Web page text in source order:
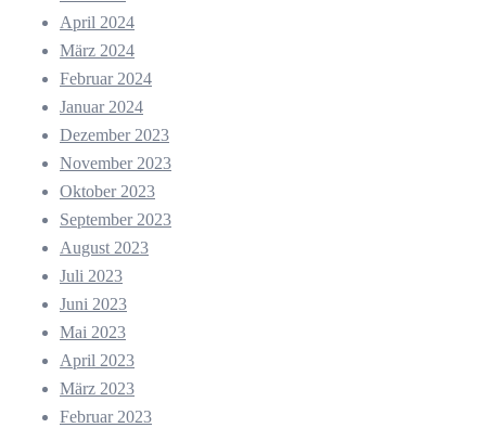
April 2024
März 2024
Februar 2024
Januar 2024
Dezember 2023
November 2023
Oktober 2023
September 2023
August 2023
Juli 2023
Juni 2023
Mai 2023
April 2023
März 2023
Februar 2023